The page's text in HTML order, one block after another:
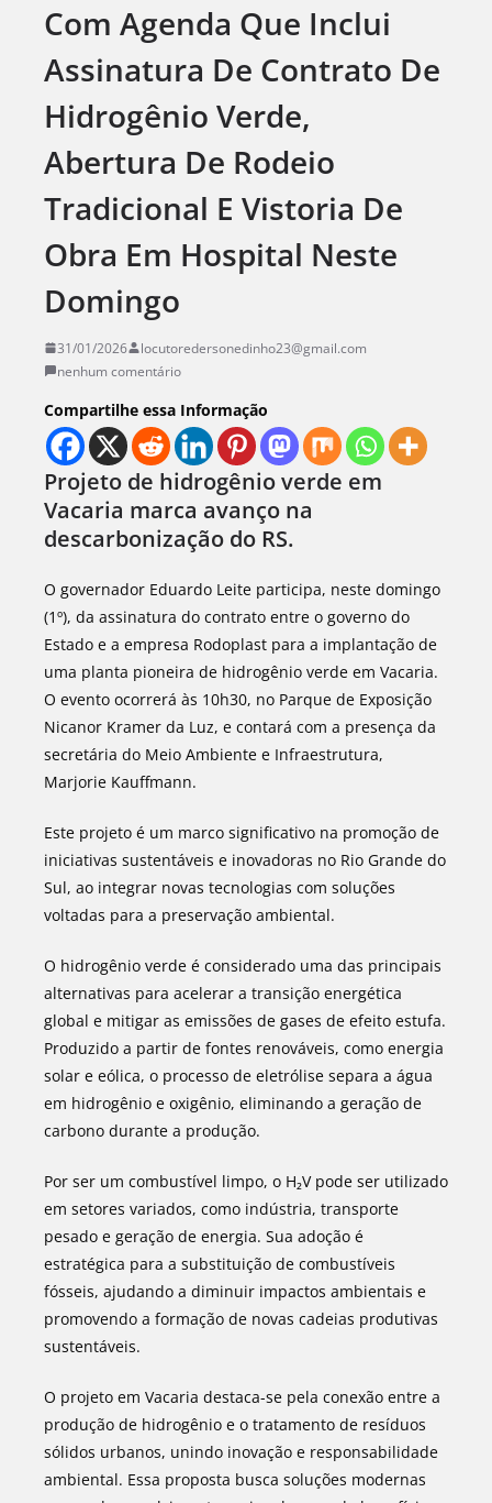
Com Agenda Que Inclui
Assinatura De Contrato De
Hidrogênio Verde,
Abertura De Rodeio
Tradicional E Vistoria De
Obra Em Hospital Neste
Domingo
31/01/2026
locutoredersonedinho23@gmail.com
nenhum comentário
Compartilhe essa Informação
Projeto de hidrogênio verde em
Vacaria marca avanço na
descarbonização do RS.
O governador Eduardo Leite participa, neste domingo
(1º), da assinatura do contrato entre o governo do
Estado e a empresa Rodoplast para a implantação de
uma planta pioneira de hidrogênio verde em Vacaria.
O evento ocorrerá às 10h30, no Parque de Exposição
Nicanor Kramer da Luz, e contará com a presença da
secretária do Meio Ambiente e Infraestrutura,
Marjorie Kauffmann.
Este projeto é um marco significativo na promoção de
iniciativas sustentáveis e inovadoras no Rio Grande do
Sul, ao integrar novas tecnologias com soluções
voltadas para a preservação ambiental.
O hidrogênio verde é considerado uma das principais
alternativas para acelerar a transição energética
global e mitigar as emissões de gases de efeito estufa.
Produzido a partir de fontes renováveis, como energia
solar e eólica, o processo de eletrólise separa a água
em hidrogênio e oxigênio, eliminando a geração de
carbono durante a produção.
Por ser um combustível limpo, o H₂V pode ser utilizado
em setores variados, como indústria, transporte
pesado e geração de energia. Sua adoção é
estratégica para a substituição de combustíveis
fósseis, ajudando a diminuir impactos ambientais e
promovendo a formação de novas cadeias produtivas
sustentáveis.
O projeto em Vacaria destaca-se pela conexão entre a
produção de hidrogênio e o tratamento de resíduos
sólidos urbanos, unindo inovação e responsabilidade
ambiental. Essa proposta busca soluções modernas